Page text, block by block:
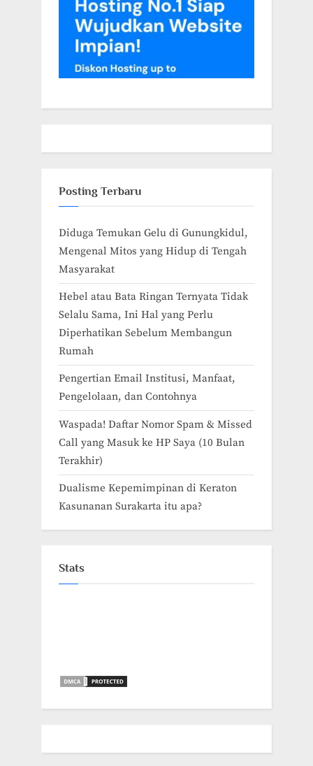
Posting Terbaru
Diduga Temukan Gelu di Gunungkidul,
Mengenal Mitos yang Hidup di Tengah
Masyarakat
Hebel atau Bata Ringan Ternyata Tidak
Selalu Sama, Ini Hal yang Perlu
Diperhatikan Sebelum Membangun
Rumah
Pengertian Email Institusi, Manfaat,
Pengelolaan, dan Contohnya
Waspada! Daftar Nomor Spam & Missed
Call yang Masuk ke HP Saya (10 Bulan
Terakhir)
Dualisme Kepemimpinan di Keraton
Kasunanan Surakarta itu apa?
Stats